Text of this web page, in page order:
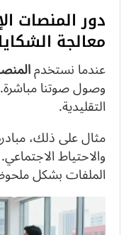
دور المنصات
معالجة
عندما نستخدم
وصول صوتنا مباشرة.
التقليدية.
مثال على ذلك،
والاحتياط
الملفات بشكل